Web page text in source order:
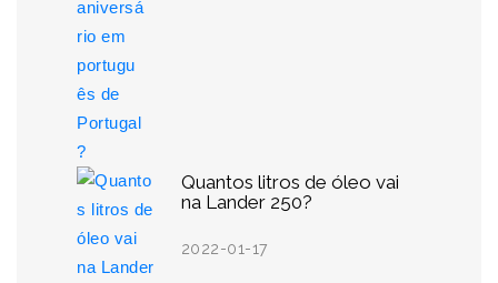
Quantos litros de óleo vai
na Lander 250?
2022-01-17